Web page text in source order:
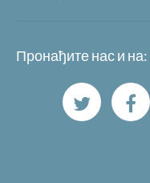
Пронађите нас и на: